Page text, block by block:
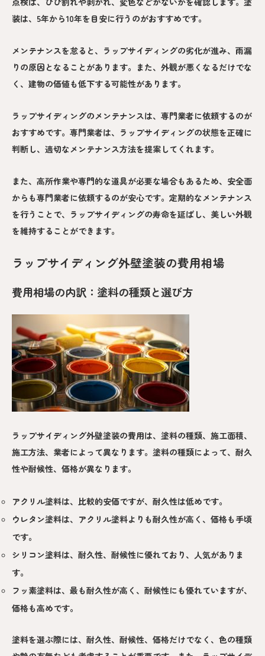
装は、5年から10年を目安に行うのがおすすめです。
メンテナンスを怠ると、ラップサイディングの劣化が進み、雨漏
りの原因となることがあります。また、外観が悪くなるだけでな
く、建物の価値も低下する可能性があります。
ラップサイディングのメンテナンスは、専門業者に依頼するのが
おすすめです。専門業者は、ラップサイディングの状態を正確に
判断し、適切なメンテナンス方法を提案してくれます。
また、高所作業や専門的な道具が必要な場合もあるため、安全面
からも専門業者に依頼するのが安心です。定期的なメンテナンス
を行うことで、ラップサイディングの寿命を延ばし、美しい外観
を維持することができます。
ラップサイディング外壁塗装の費用相場
費用相場の内訳：塗料の種類と選び方
ラップサイディング外壁塗装の費用は、塗料の種類、施工面積、
施工方法、業者によって異なります。塗料の種類によって、耐久
性や耐候性、価格が異なります。
アクリル塗料は、比較的安価ですが、耐久性は低めです。
ウレタン塗料は、アクリル塗料よりも耐久性が高く、価格も手頃
です。
シリコン塗料は、耐久性、耐候性に優れており、人気がありま
す。
フッ素塗料は、最も耐久性が高く、耐候性にも優れていますが、
価格も高めです。
塗料を選ぶ際には、耐久性、耐候性、価格だけでなく、色の種類